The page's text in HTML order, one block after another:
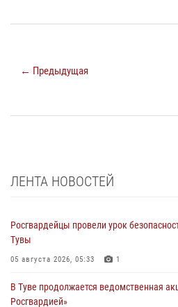
← Предыдущая
ЛЕНТА НОВОСТЕЙ
Росгвардейцы провели урок
Тувы
05 августа 2026, 05:33 1
В Туве продолжается ведомственная
Росгвардией»